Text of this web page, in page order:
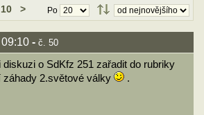
10 > Po
- č. 50
diskuzi o SdKfz 251 zařadit do rubriky
záhady 2.světové války
.